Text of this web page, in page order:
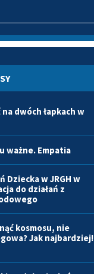
dwóch łapkach w
ważne. Empatia
Dziecka w JRGH w
do działań z
kosmosu, nie
Jak najbardziej!